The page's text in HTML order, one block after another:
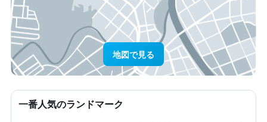
地図で見る
一番人気のランドマーク